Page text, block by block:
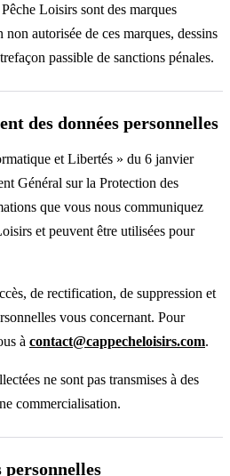
Loisirs sont des marques
autorisée de ces marques, dessins
passible de sanctions pénales.
des données personnelles
et Libertés » du 6 janvier
Général sur la Protection des
que vous nous communiquez
et peuvent être utilisées pour
de rectification, de suppression et
vous concernant. Pour
à contact@cappecheloisirs.com.
ne sont pas transmises à des
commercialisation.
personnelles